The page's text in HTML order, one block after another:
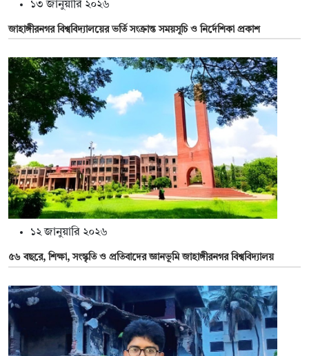
১৩ জানুয়ারি ২০২৬
জাহাঙ্গীরনগর বিশ্ববিদ্যালয়ের ভর্তি সংক্রান্ত সময়সূচি ও নির্দেশিকা প্রকাশ
১২ জানুয়ারি ২০২৬
৫৬ বছরে, শিক্ষা, সংস্কৃতি ও প্রতিবাদের জ্ঞানভূমি জাহাঙ্গীরনগর বিশ্ববিদ্যালয়